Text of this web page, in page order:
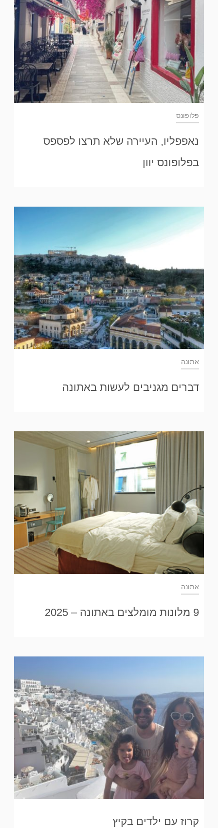
פלופונס
נאפפליו, העיירה שלא תרצו לפספס
בפלופונס יוון
אתונה
דברים מגניבים לעשות באתונה
אתונה
9 מלונות מומלצים באתונה – 2025
קרוז עם ילדים בקיץ